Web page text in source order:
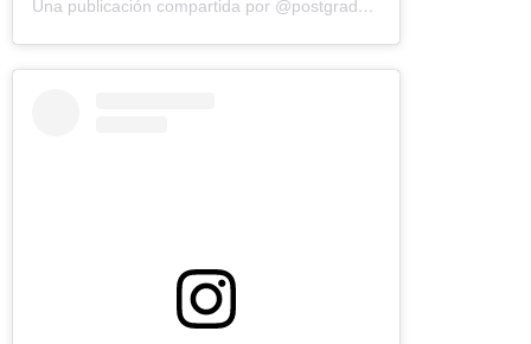
Una publicación compartida por @postgradospucv (@postgrados_pucv)